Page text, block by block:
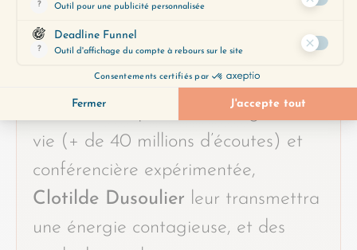
Vous voulez inspirer votre équipe,
Créatrice du podcast Change ma
vie (+ de 40 millions d’écoutes) et
conférencière expérimentée,
Clotilde Dusoulier leur transmettra
une énergie contagieuse, et des